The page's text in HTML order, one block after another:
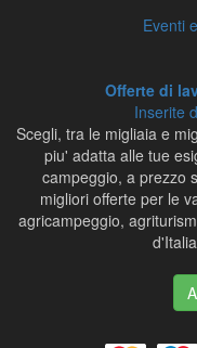
Eventi
Offerte di
Inserite
Scegli, tra le migliaia e
piu' adatta alle tue
campeggio, a prezzo
migliori offerte per le
agricampeggio,